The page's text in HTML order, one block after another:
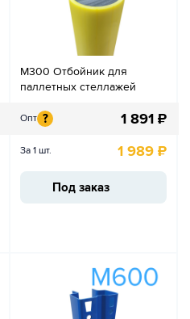
М300 Отбойник для
паллетных стеллажей
Опт ? 1 891 ₽
За 1 шт. 1 989 ₽
Под заказ